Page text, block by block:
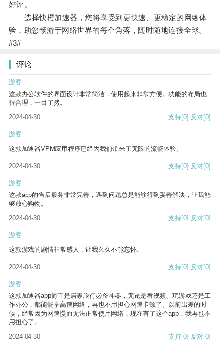
好评。
选择快橙加速器，您将享受到更快速、更稳定的网络体
验，助您畅游于网络世界的每个角落，随时随地连接全球。
#3#
评论
游客
这款办公软件的界面设计非常简洁，使用起来非常方便。功能的布局也
很合理，一目了然。
2024-04-30
支持[0] 反对[0]
游客
这款加速器VPM应用程序已经为我们带来了无限的流畅体验。
2024-04-30 支持[0] 反对[0]
游客
这款app的售后服务非常完善，遇到问题总是能够得到妥善解决，让我能
够放心购物。
2024-04-30
支持[0] 反对[0]
游客
这款游戏的剧情非常感人，让我久久不能忘怀。
2024-04-30 支持[0] 反对[0]
游客
这款加速器app简直是居家旅行必备神器，无论是看视频、玩游戏还是工
作办公，都能畅享高速网络，再也不用担心网速卡顿了。以前出差的时
候，经常因为网速慢而无法正常使用网络，现在有了这个app，我再也不
用担心了。
2024-04-30
支持[0] 反对[0]